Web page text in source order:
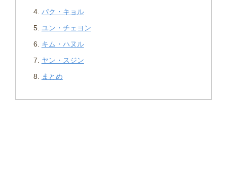
パク・キョル
ユン・チェヨン
キム・ハヌル
ヤン・スジン
まとめ